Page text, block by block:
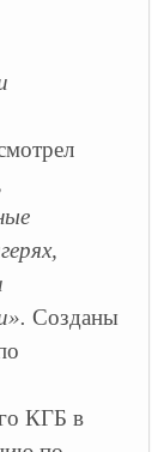
Созданы
КГБ в